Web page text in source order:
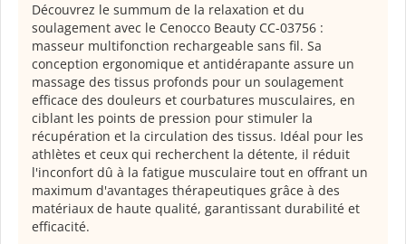
Découvrez le summum de la relaxation et du
soulagement avec le Cenocco Beauty CC-03756 :
masseur multifonction rechargeable sans fil. Sa
conception ergonomique et antidérapante assure un
massage des tissus profonds pour un soulagement
efficace des douleurs et courbatures musculaires, en
ciblant les points de pression pour stimuler la
récupération et la circulation des tissus. Idéal pour les
athlètes et ceux qui recherchent la détente, il réduit
l'inconfort dû à la fatigue musculaire tout en offrant un
maximum d'avantages thérapeutiques grâce à des
matériaux de haute qualité, garantissant durabilité et
efficacité.